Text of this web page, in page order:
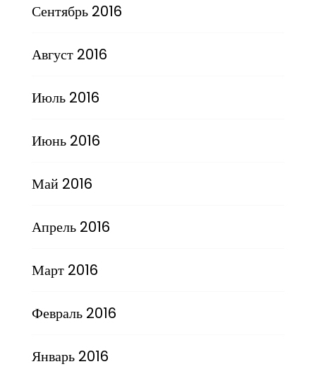
Сентябрь 2016
Август 2016
Июль 2016
Июнь 2016
Май 2016
Апрель 2016
Март 2016
Февраль 2016
Январь 2016